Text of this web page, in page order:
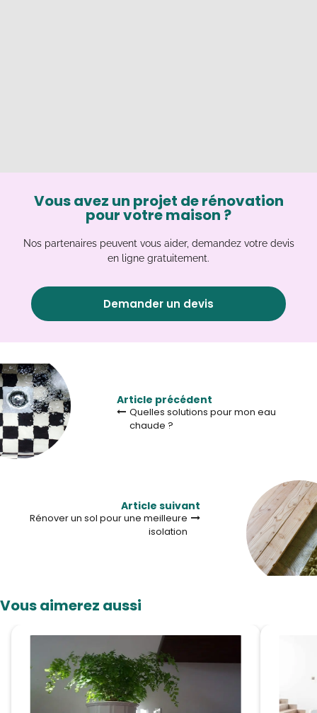
Vous avez un projet de rénovation
pour votre maison ?
Nos partenaires peuvent vous aider, demandez votre devis
en ligne gratuitement.
Demander un devis
Article précédent
Quelles solutions pour mon eau
chaude ?
Article suivant
Rénover un sol pour une meilleure
isolation
Vous aimerez aussi